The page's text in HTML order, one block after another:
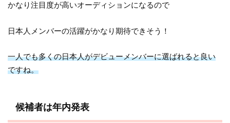
かなり注目度が高いオーディションになるので
日本人メンバーの活躍がかなり期待できそう！
一人でも多くの日本人がデビューメンバーに選ばれると良い
ですね。
候補者は年内発表